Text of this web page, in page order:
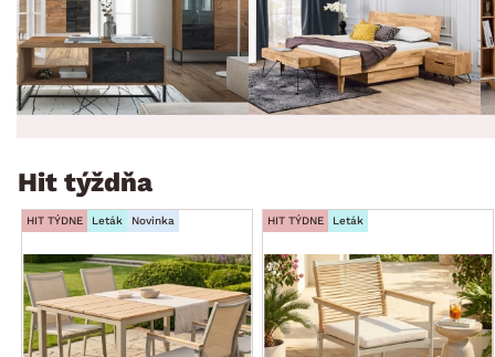
Hit týždňa
HIT TÝDNE Leták Novinka HIT TÝDNE Leták